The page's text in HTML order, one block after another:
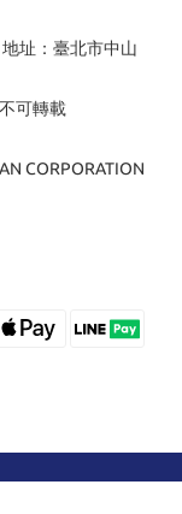
址：臺北市中山
可轉載
CORPORATION